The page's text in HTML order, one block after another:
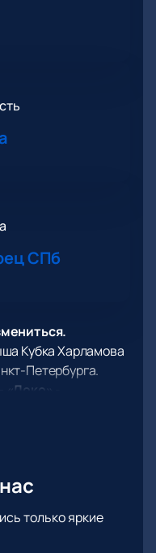
СПб
Кубка Харламова
Петербурга.
из первых рук
«Белых
серию в 5
со счетом 4:1.
только яркие